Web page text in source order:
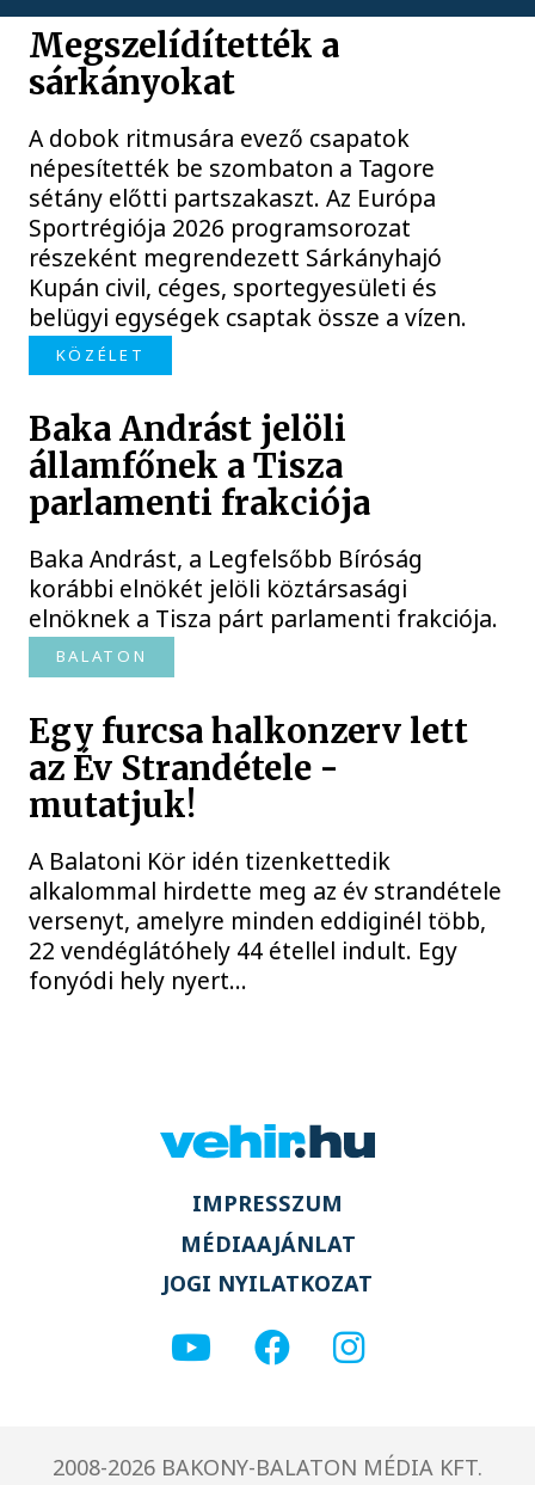
Megszelídítették a
sárkányokat
A dobok ritmusára evező csapatok
népesítették be szombaton a Tagore
sétány előtti partszakaszt. Az Európa
Sportrégiója 2026 programsorozat
részeként megrendezett Sárkányhajó
Kupán civil, céges, sportegyesületi és
belügyi egységek csaptak össze a vízen.
KÖZÉLET
Baka Andrást jelöli
államfőnek a Tisza
parlamenti frakciója
Baka Andrást, a Legfelsőbb Bíróság
korábbi elnökét jelöli köztársasági
elnöknek a Tisza párt parlamenti frakciója.
BALATON
Egy furcsa halkonzerv lett
az Év Strandétele -
mutatjuk!
A Balatoni Kör idén tizenkettedik
alkalommal hirdette meg az év strandétele
versenyt, amelyre minden eddiginél több,
22 vendéglátóhely 44 étellel indult. Egy
fonyódi hely nyert...
IMPRESSZUM
MÉDIAAJÁNLAT
JOGI NYILATKOZAT
2008-2026 BAKONY-BALATON MÉDIA KFT.